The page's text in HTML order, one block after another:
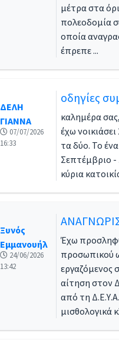
μέτρα στα
πολεοδομία
οποία
έπρεπε ...
ΔΕΛΗ
ΓΙΑΝΝΑ
07/07/2026
16:33
οδηγίες
καλημέρα
έχω
τα δύο. Το
Σεπτέμβριο -
κύρια
Ξυνός
Εμμανουήλ
24/06/2026
13:42
Έχω
προσωπικού
εργαζόμενος
αίτηση στον
από τη
μισθολογικά